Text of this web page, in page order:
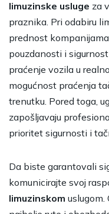
limuzinske usluge za
praznika. Pri odabiru
prednost
pouzdanosti i
praćenje vozila u
mogućnost praćenja
trenutku. Pored toga,
zapošljavaju
prioritet sigurnosti i
Da biste garantovali
komunicirajte svoj
limuzinskom uslugom.